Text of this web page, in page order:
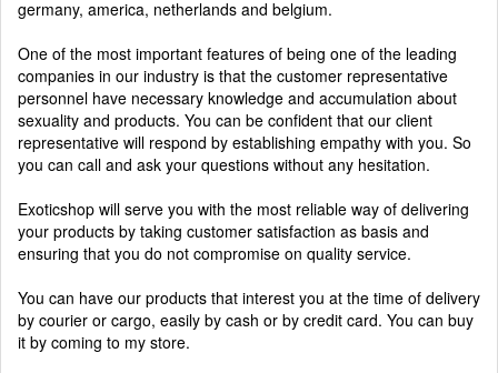
germany, america, netherlands and belgium.
One of the most important features of being one of the leading
companies in our industry is that the customer representative
personnel have necessary knowledge and accumulation about
sexuality and products. You can be confident that our client
representative will respond by establishing empathy with you. So
you can call and ask your questions without any hesitation.
Exoticshop will serve you with the most reliable way of delivering
your products by taking customer satisfaction as basis and
ensuring that you do not compromise on quality service.
You can have our products that interest you at the time of delivery
by courier or cargo, easily by cash or by credit card. You can buy
it by coming to my store.